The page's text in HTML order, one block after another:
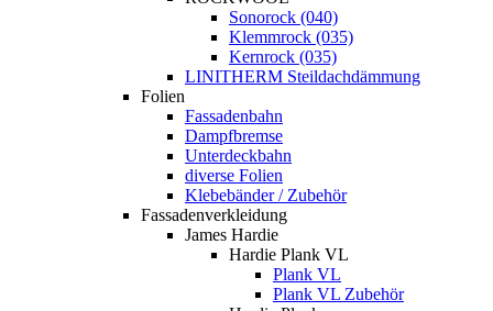
Sonorock (040)
Klemmrock (035)
Kernrock (035)
LINITHERM Steildachdämmung
Folien
Fassadenbahn
Dampfbremse
Unterdeckbahn
diverse Folien
Klebebänder / Zubehör
Fassadenverkleidung
James Hardie
Hardie Plank VL
Plank VL
Plank VL Zubehör